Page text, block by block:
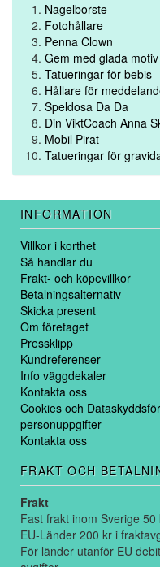
Nagelborste
Fotohållare
Penna Clown
Gem med glada motiv
Tatueringar för bebis
Hållare för
Speldosa Da Da
Din ViktCoach Anna
Mobil Pirat
Tatueringar för
INFORMATION
Villkor i korthet
Så handlar du
Frakt- och köpevillkor
Betalningsalternativ
Skicka present
Om företaget
Pressklipp
Kundreferenser
Info väggdekaler
Kontakta oss
Cookies och
personuppgifter
Kontakta oss
FRAKT OCH
Frakt
Fast frakt inom Sverige
EU-Länder 200 kr i
För länder utanför EU